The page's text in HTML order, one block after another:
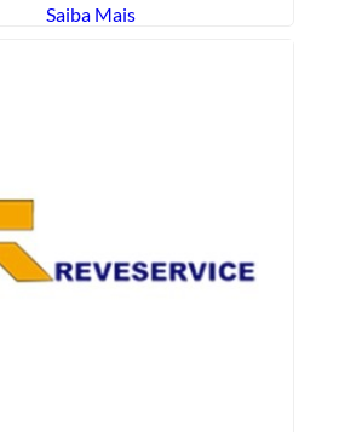
Saiba Mais